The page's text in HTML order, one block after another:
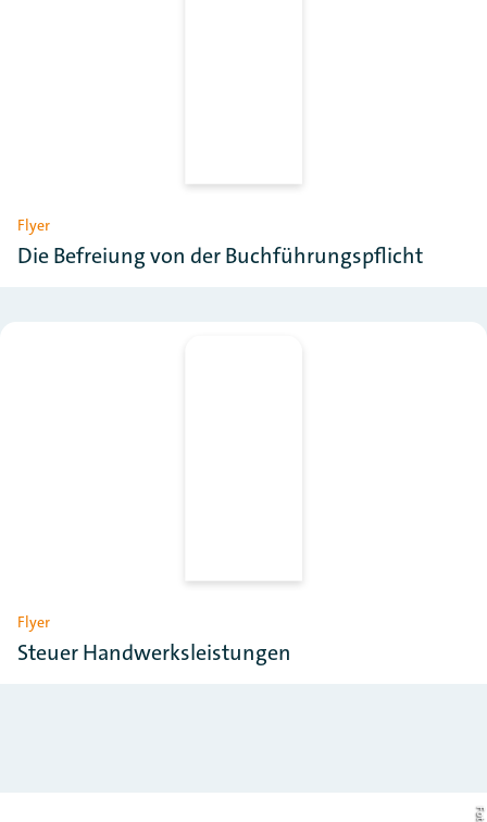
Flyer
Die Befreiung von der Buchführungspflicht
Flyer
Steuer Handwerksleistungen